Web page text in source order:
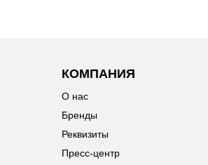
КОМПАНИЯ
О нас
Бренды
Реквизиты
Пресс-центр